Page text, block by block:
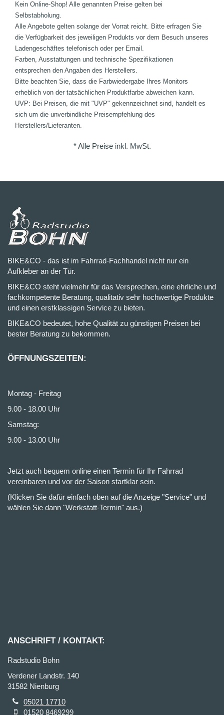
Kein Online-Shop! Alle genannten Preise gelten bei
Selbstabholung.
Alle Angebote gelten solange der Vorrat reicht. Bitte erfragen Sie
die Verfügbarkeit des jeweiligen Produkts vor dem Besuch unseres
Ladengeschäftes telefonisch oder per Email.
Farben, Ausstattungen und technische Spezifikationen
entsprechen den Angaben des Herstellers.
Bitte beachten Sie, dass die Farbwiedergabe Ihres Monitors
erheblich von der tatsächlichen Produktfarbe abweichen kann.
UVP: Bei Preisen, die mit "UVP" gekennzeichnet sind, handelt es
sich um die unverbindliche Preisempfehlung des
Herstellers/Lieferanten.
* Alle Preise inkl. MwSt.
BIKE&CO - das ist im Fahrrad-Fachhandel nicht nur ein
Aufkleber an der Tür.
BIKE&CO steht vielmehr für das Versprechen, eine ehrliche und
fachkompetente Beratung, qualitativ sehr hochwertige Produkte
und einen erstklassigen Service zu bieten.
BIKE&CO bedeutet, hohe Qualität zu günstigen Preisen bei
bester Beratung zu bekommen.
ÖFFNUNGSZEITEN:
Montag - Freitag
9.00 - 18.00 Uhr
Samstag:
9.00 - 13.00 Uhr
Jetzt auch bequem online einen Termin für Ihr Fahrrad
vereinbaren und vor der Saison startklar sein.
(Klicken Sie dafür einfach oben auf die Anzeige "Service" und
wählen Sie dann "Werkstatt-Termin" aus.)
ANSCHRIFT / KONTAKT:
Radstudio Bohn
Verdener Landstr. 140
31582 Nienburg
05021 17710
01520 8469299